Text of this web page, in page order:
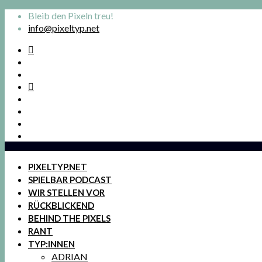
Bleib den Pixeln treu!
info@pixeltyp.net
PIXELTYP.NET
SPIELBAR PODCAST
WIR STELLEN VOR
RÜCKBLICKEND
BEHIND THE PIXELS
RANT
TYP:INNEN
ADRIAN